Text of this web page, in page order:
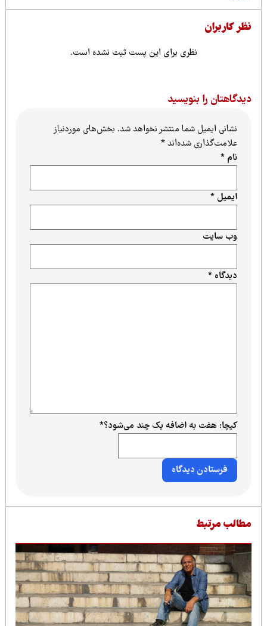
کاربران
نظری برای این پست ثبت نشده است.
را بنویسید
نشانی ایمیل شما منتشر نخواهد شد.بخش‌های موردنیاز
علامت‌گذاری شده‌اند*
دیدگاه*
ایمیل*
وب‌ سایت
کپچا: هفت به اضافه یک چند می‌شود؟*
مرتبط